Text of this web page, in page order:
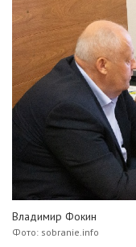
Владимир Фокин
Фото: sobranie.info